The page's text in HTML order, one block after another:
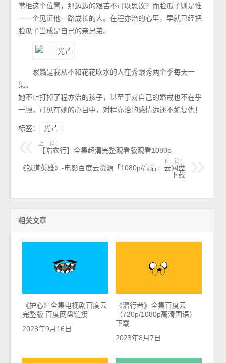
掌柜这个位置，那边边的艰苦不可以思议？而脸瓜子则是惟
一一个见证他一路成长的人。在程亦治的心里，早就已经把
脸瓜子当成是自己的亲兄弟。
家麟是我从不和花花吹水的人在秀跟秀两个季每天一
集。
她不止打掉了程亦治的孩子，甚至于对自己的婚戒也不在乎
一顾，可见在她的心目中，对程亦治的感情远还不如复仇！
标签：
光芒
上一篇：
【皓衣行】全集超清完整观看版观看1080p
下一篇：
《铁道英雄》-电影百度云资源「1080p/高清」云网盘
下载
相关文章
《护心》全集电视剧百度云
完整版 百度网盘链接
2023年9月16日
《潜行者》全集百度云
（720p/1080p高清国语）
下载
2023年8月7日